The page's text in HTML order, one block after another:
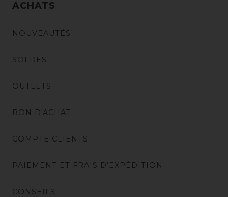
ACHATS
NOUVEAUTÉS
SOLDES
OUTLETS
BON D'ACHAT
COMPTE CLIENTS
PAIEMENT ET FRAIS D'EXPÉDITION
CONSEILS